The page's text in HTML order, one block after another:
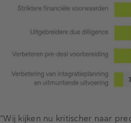
“Wij kijken nu kritischer naar